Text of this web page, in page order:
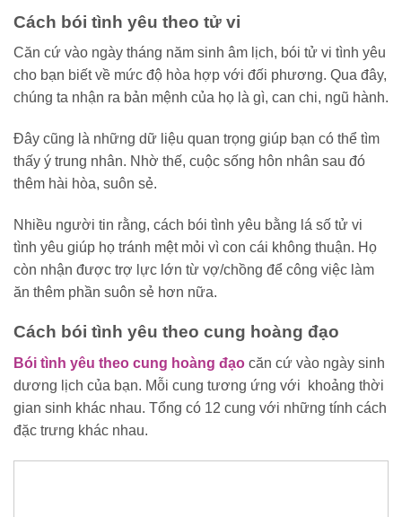
Cách bói tình yêu theo tử vi
Căn cứ vào ngày tháng năm sinh âm lịch, bói tử vi tình yêu
cho bạn biết về mức độ hòa hợp với đối phương. Qua đây,
chúng ta nhận ra bản mệnh của họ là gì, can chi, ngũ hành.
Đây cũng là những dữ liệu quan trọng giúp bạn có thể tìm
thấy ý trung nhân. Nhờ thế, cuộc sống hôn nhân sau đó
thêm hài hòa, suôn sẻ.
Nhiều người tin rằng, cách bói tình yêu bằng lá số tử vi
tình yêu giúp họ tránh mệt mỏi vì con cái không thuận. Họ
còn nhận được trợ lực lớn từ vợ/chồng để công việc làm
ăn thêm phần suôn sẻ hơn nữa.
Cách bói tình yêu theo cung hoàng đạo
Bói tình yêu theo cung hoàng đạo căn cứ vào ngày sinh
dương lịch của bạn. Mỗi cung tương ứng với khoảng thời
gian sinh khác nhau. Tổng có 12 cung với những tính cách
đặc trưng khác nhau.